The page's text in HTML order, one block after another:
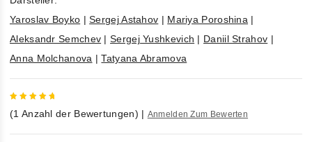
Yaroslav Boyko |Sergej Astahov | Mariya Poroshina |
Aleksandr Semchev |Sergej Yushkevich | Daniil Strahov |
Anna Molchanova |Tatyana Abramova
5
(1 Anzahl der Bewertungen) | Anmelden Zum Bewerten